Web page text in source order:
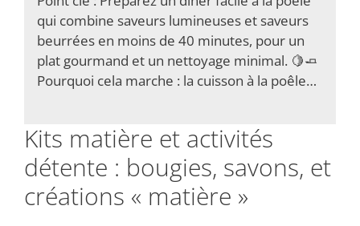
qui combine saveurs lumineuses et saveurs
beurrées en moins de 40 minutes, pour un
plat gourmand et un nettoyage minimal. 🍋🧈
Pourquoi cela marche : la cuisson à la poêle…
Kits matière et activités
détente : bougies, savons, et
créations « matière »